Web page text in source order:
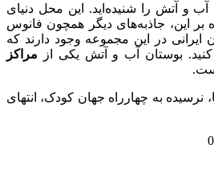
آب و آتش را شنیده‌اید. این محل دنیای
بر این، جاذبه‌های دیگر همچون فانوس
ایرانی در این مجموعه وجود دارند که
کنید. بوستان آب و آتش یکی از مراکز
نرسیده به چهارراه جهان کودک، انتهای